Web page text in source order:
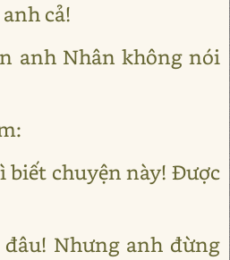
cả!
anh Nhân không nói
biết chuyện này! Được
Nhưng anh đừng